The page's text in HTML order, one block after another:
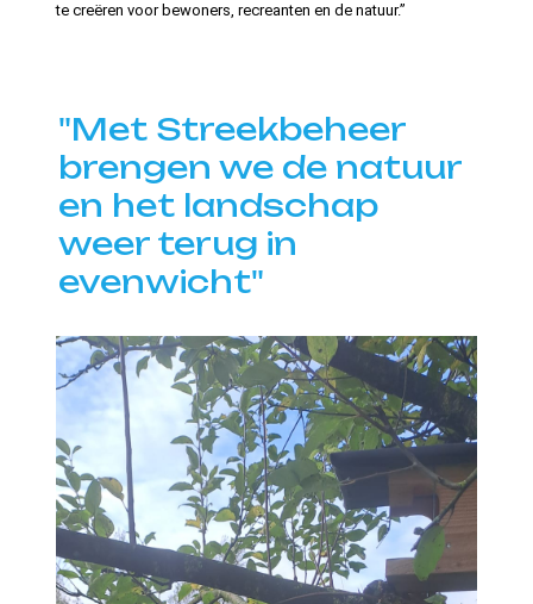
te creëren voor bewoners, recreanten en de natuur.”
"Met Streekbeheer
brengen we de natuur
en het landschap
weer terug in
evenwicht"